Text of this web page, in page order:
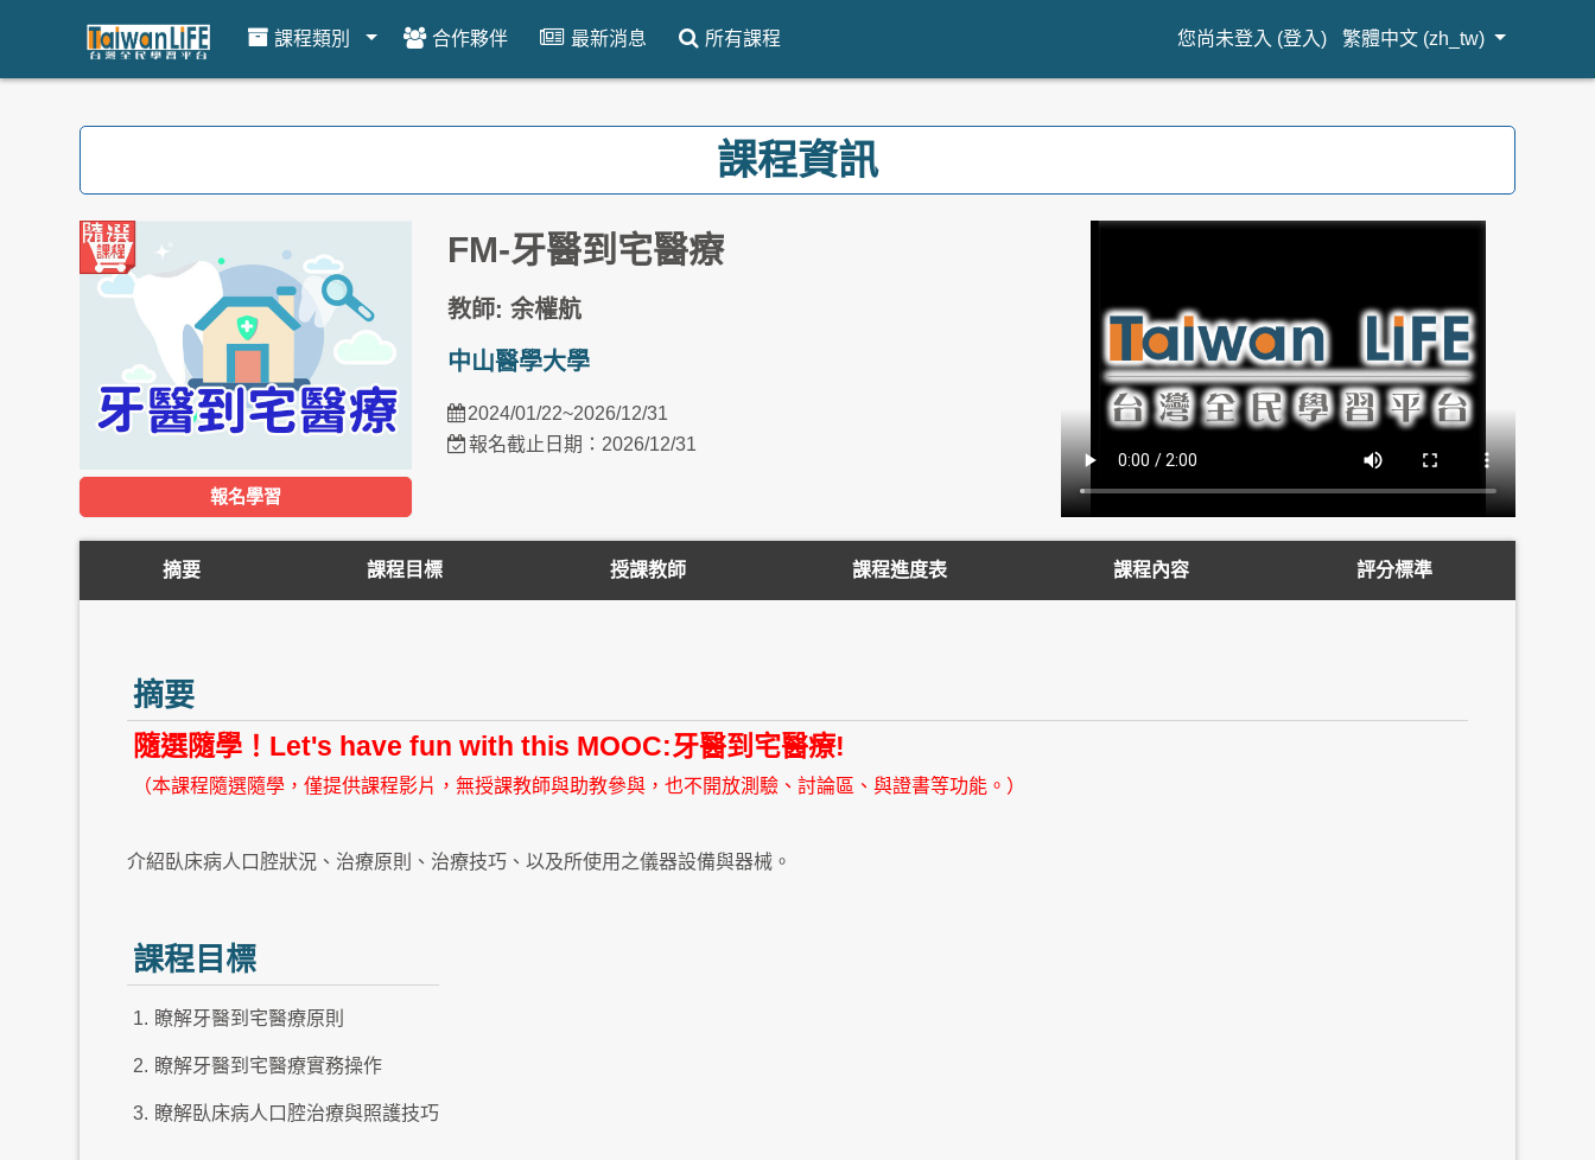
課程類別 合作夥伴 最新消息 所有課程 您尚未登入 (登入) 繁體中文 ‎(zh_tw)‎
課程資訊
報名學習
FM-牙醫到宅醫療
教師: 余權航
中山醫學大學
2024/01/22~2026/12/31
報名截止日期：2026/12/31
摘要 課程目標 授課教師 課程進度表 課程內容 評分標準
摘要
隨選隨學！Let's have fun with this MOOC:牙醫到宅醫療!
（本課程隨選隨學，僅提供課程影片，無授課教師與助教參與，也不開放測驗、討論區、與證書等功能。）
介紹臥床病人口腔狀況、治療原則、治療技巧、以及所使用之儀器設備與器械。
課程目標
1. 瞭解牙醫到宅醫療原則
2. 瞭解牙醫到宅醫療實務操作
3. 瞭解臥床病人口腔治療與照護技巧